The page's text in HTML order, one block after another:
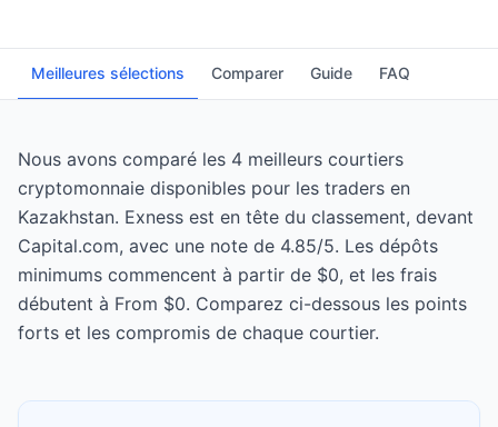
Meilleures sélections Comparer Guide FAQ
Nous avons comparé les 4 meilleurs courtiers
cryptomonnaie disponibles pour les traders en
Kazakhstan. Exness est en tête du classement, devant
Capital.com, avec une note de 4.85/5. Les dépôts
minimums commencent à partir de $0, et les frais
débutent à From $0. Comparez ci-dessous les points
forts et les compromis de chaque courtier.